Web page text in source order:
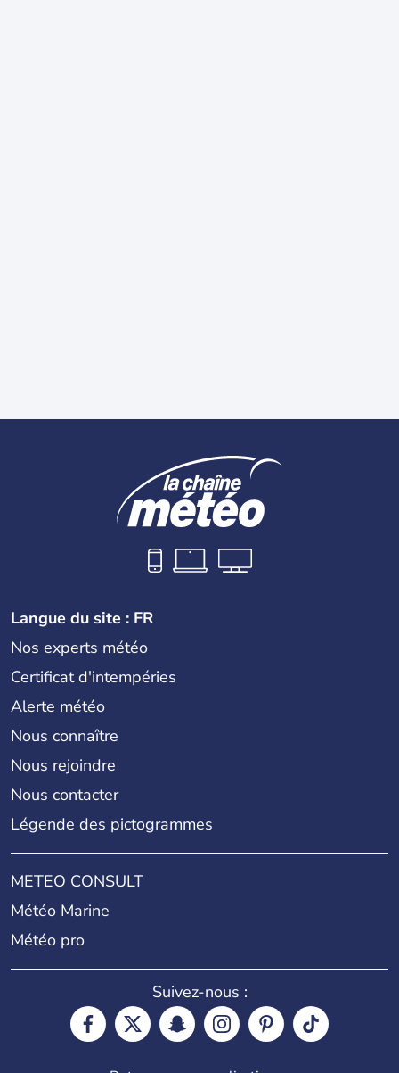
Langue du site : FR
Nos experts météo
Certificat d'intempéries
Alerte météo
Nous connaître
Nous rejoindre
Nous contacter
Légende des pictogrammes
METEO CONSULT
Météo Marine
Météo pro
Suivez-nous :